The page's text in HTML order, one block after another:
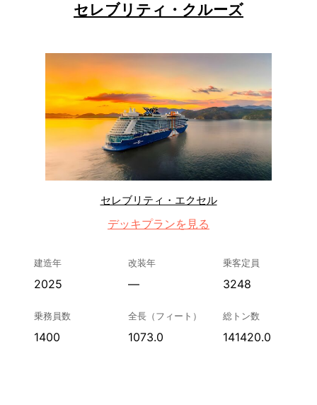
セレブリティ・クルーズ
セレブリティ・エクセル
デッキプランを見る
建造年
2025
改装年
—
乗客定員
3248
乗務員数
1400
全長（フィート）
1073.0
総トン数
141420.0